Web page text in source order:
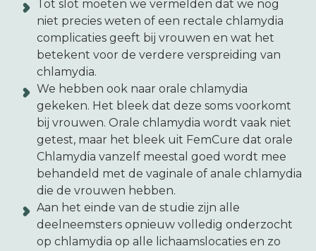
Tot slot moeten we vermelden dat we nog
niet precies weten of een rectale chlamydia
complicaties geeft bij vrouwen en wat het
betekent voor de verdere verspreiding van
chlamydia.
We hebben ook naar orale chlamydia
gekeken. Het bleek dat deze soms voorkomt
bij vrouwen. Orale chlamydia wordt vaak niet
getest, maar het bleek uit FemCure dat orale
Chlamydia vanzelf meestal goed wordt mee
behandeld met de vaginale of anale chlamydia
die de vrouwen hebben.
Aan het einde van de studie zijn alle
deelneemsters opnieuw volledig onderzocht
op chlamydia op alle lichaamslocaties en zo